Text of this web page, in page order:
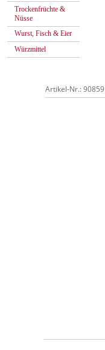
Trockenfrüchte &
Nüsse
Wurst, Fisch & Eier
Würzmittel
Artikel-Nr.: 90859